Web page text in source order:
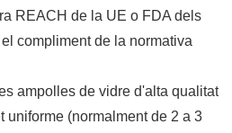
REACH de la UE o FDA dels
compliment de la normativa
ampolles de vidre d'alta qualitat
uniforme (normalment de 2 a 3